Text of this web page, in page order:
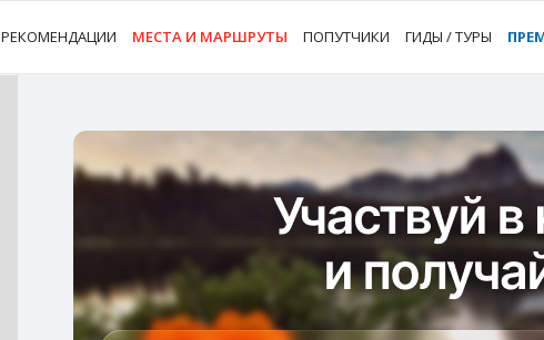
РЕКОМЕНДАЦИИ МЕСТА И МАРШРУТЫ ПОПУТЧИКИ ГИДЫ / ТУРЫ